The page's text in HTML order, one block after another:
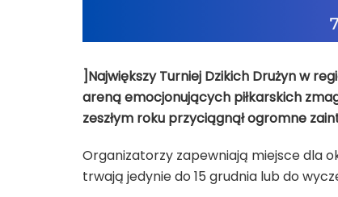
]Największy Turniej Dzikich Drużyn w
areną emocjonujących piłkarskich
zeszłym roku przyciągnął ogromne
Organizatorzy zapewniają miejsce dla
trwają jedynie do 15 grudnia lub do